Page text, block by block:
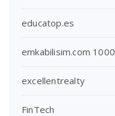
educatop.es
emkabilisim.com 1000
excellentrealty
FinTech